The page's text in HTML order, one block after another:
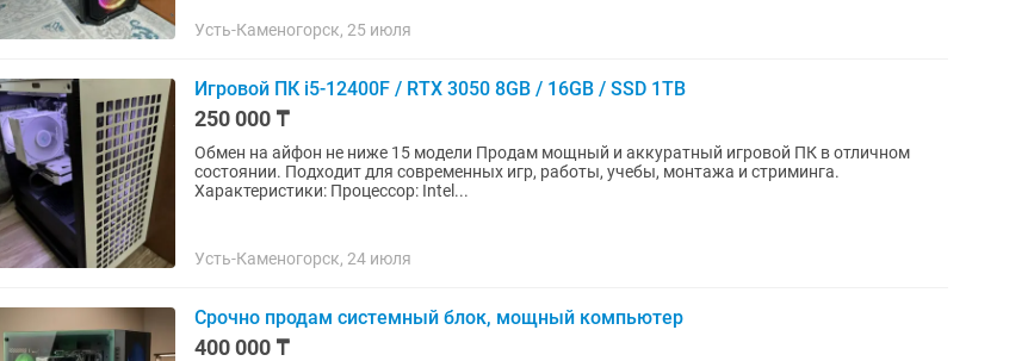
Усть-Каменогорск, 25 июля
Игровой ПК i5-12400F / RTX 3050 8GB / 16GB / SSD 1TB
250 000 ₸
Обмен на айфон не ниже 15 модели Продам мощный и аккуратный игровой ПК в отличном
состоянии. Подходит для современных игр, работы, учебы, монтажа и стриминга.
Характеристики: Процессор: Intel...
Усть-Каменогорск, 24 июля
Срочно продам системный блок, мощный компьютер
400 000 ₸